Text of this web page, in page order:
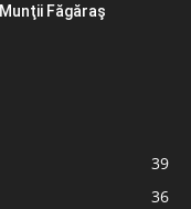
Făgăraş
39
36